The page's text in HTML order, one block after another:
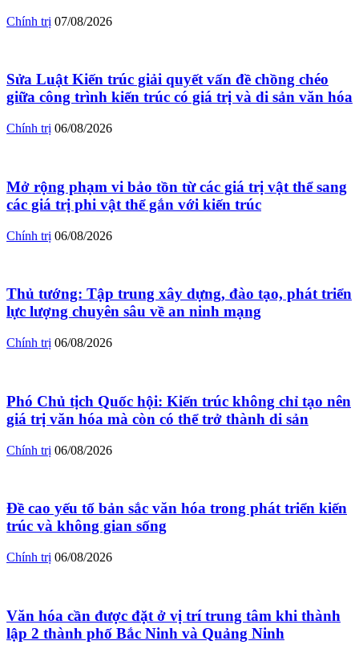
Chính trị 07/08/2026
Sửa Luật Kiến trúc giải quyết vấn đề chồng chéo
giữa công trình kiến trúc có giá trị và di sản văn hóa
Chính trị 06/08/2026
Mở rộng phạm vi bảo tồn từ các giá trị vật thể sang
các giá trị phi vật thể gắn với kiến trúc
Chính trị 06/08/2026
Thủ tướng: Tập trung xây dựng, đào tạo, phát triển
lực lượng chuyên sâu về an ninh mạng
Chính trị 06/08/2026
Phó Chủ tịch Quốc hội: Kiến trúc không chỉ tạo nên
giá trị văn hóa mà còn có thể trở thành di sản
Chính trị 06/08/2026
Đề cao yếu tố bản sắc văn hóa trong phát triển kiến
trúc và không gian sống
Chính trị 06/08/2026
Văn hóa cần được đặt ở vị trí trung tâm khi thành
lập 2 thành phố Bắc Ninh và Quảng Ninh